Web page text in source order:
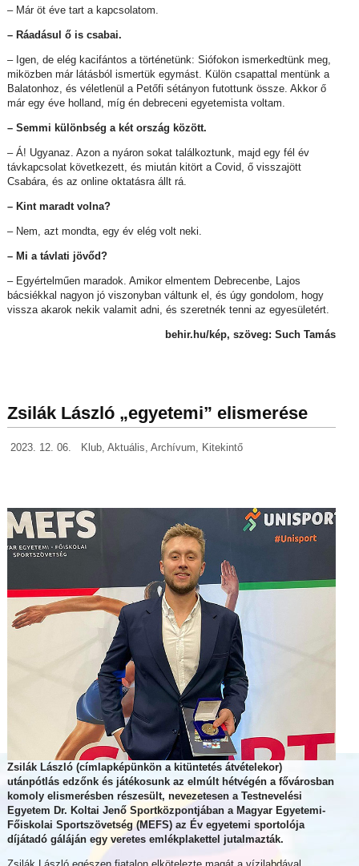
– Már öt éve tart a kapcsolatom.
– Ráadásul ő is csabai.
– Igen, de elég kacifántos a történetünk: Siófokon ismerkedtünk meg,
miközben már látásból ismertük egymást. Külön csapattal mentünk a
Balatonhoz, és véletlenül a Petőfi sétányon futottunk össze. Akkor ő
már egy éve holland, míg én debreceni egyetemista voltam.
– Semmi különbség a két ország között.
– Á! Ugyanaz. Azon a nyáron sokat találkoztunk, majd egy fél év
távkapcsolat következett, és miután kitört a Covid, ő visszajött
Csabára, és az online oktatásra állt rá.
– Kint maradt volna?
– Nem, azt mondta, egy év elég volt neki.
– Mi a távlati jövőd?
– Egyértelműen maradok. Amikor elmentem Debrecenbe, Lajos
bácsiékkal nagyon jó viszonyban váltunk el, és úgy gondolom, hogy
vissza akarok nekik valamit adni, és szeretnék tenni az egyesületért.
behir.hu/kép, szöveg: Such Tamás
Zsilák László „egyetemi” elismerése
2023. 12. 06. Klub, Aktuális Archívum Kitekintő
Zsilák László (címlapképünkön a kitüntetés átvételekor)
utánpótlás edzőnk és játékosunk az elmúlt hétvégén a fővárosban
komoly elismerésben részesült, nevezetesen a Testnevelési
Egyetem Dr. Koltai Jenő Sportközpontjában a Magyar Egyetemi-
Főiskolai Sportszövetség (MEFS) az Év egyetemi sportolója
díjátadó gáláján egy veretes emlékplakettel jutalmazták.